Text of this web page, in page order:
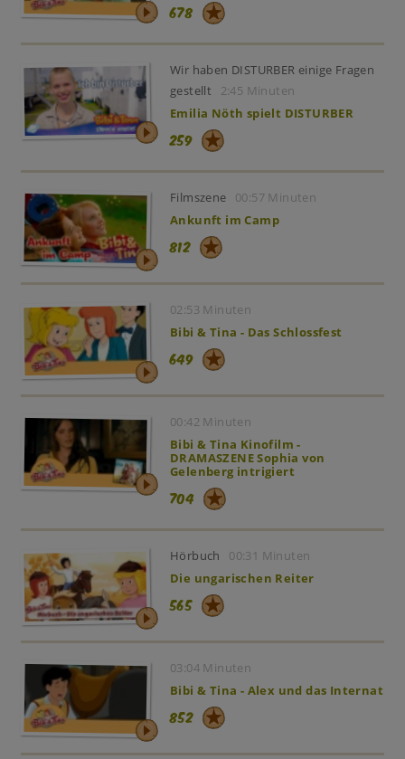
678
Wir haben DISTURBER einige Fragen
gestellt
2:45 Minuten
Emilia Nöth spielt DISTURBER
259
Filmszene
00:57 Minuten
Ankunft im Camp
812
02:53 Minuten
Bibi & Tina - Das Schlossfest
649
00:42 Minuten
Bibi & Tina Kinofilm -
DRAMASZENE Sophia von
Gelenberg intrigiert
704
Hörbuch
00:31 Minuten
Die ungarischen Reiter
565
03:04 Minuten
Bibi & Tina - Alex und das Internat
852